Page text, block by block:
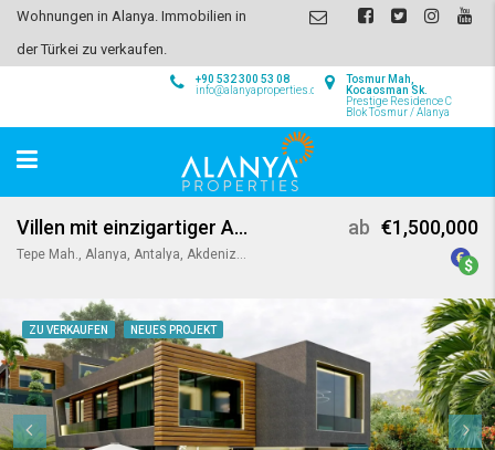
Wohnungen in Alanya. Immobilien in
der Türkei zu verkaufen.
Tosmur Mah,
Kocaosman Sk.
Prestige Residence C
Blok Tosmur / Alanya
+90 532 300 53 08
info@alanyaproperties.com
Villen mit einzigartiger Aussicht in Tepe / Alanya
Tepe Mah., Alanya, Antalya, Akdeniz Bölgesi, 07400, Türkiye
ab €1,500,000
ZU VERKAUFEN NEUES PROJEKT